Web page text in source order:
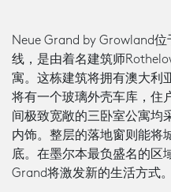
Neue Grand by Growland
线，是由着名建筑师
寓。这栋建筑将拥有澳大利
将有一个玻璃外壳车库，住
间极致宽敞的三卧室公寓均
内饰。整层的落地窗则能将
底。在墨尔本最负盛名的区
Grand将激发新的生活方式。